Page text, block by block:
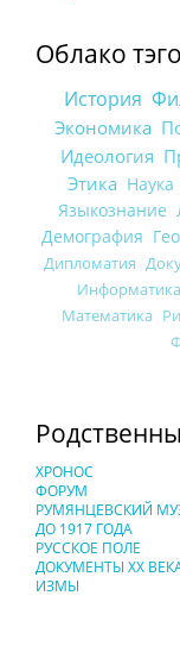
Облако
История
Экономика
Идеология
Этика Наука
Языкознание
Демография
Дипломатия
Информатика
Математика
ХРОНОС
ФОРУМ
РУМЯНЦЕВСКИЙ
ДО 1917 ГОДА
РУССКОЕ ПОЛЕ
ДОКУМЕНТЫ XX
ИЗМЫ